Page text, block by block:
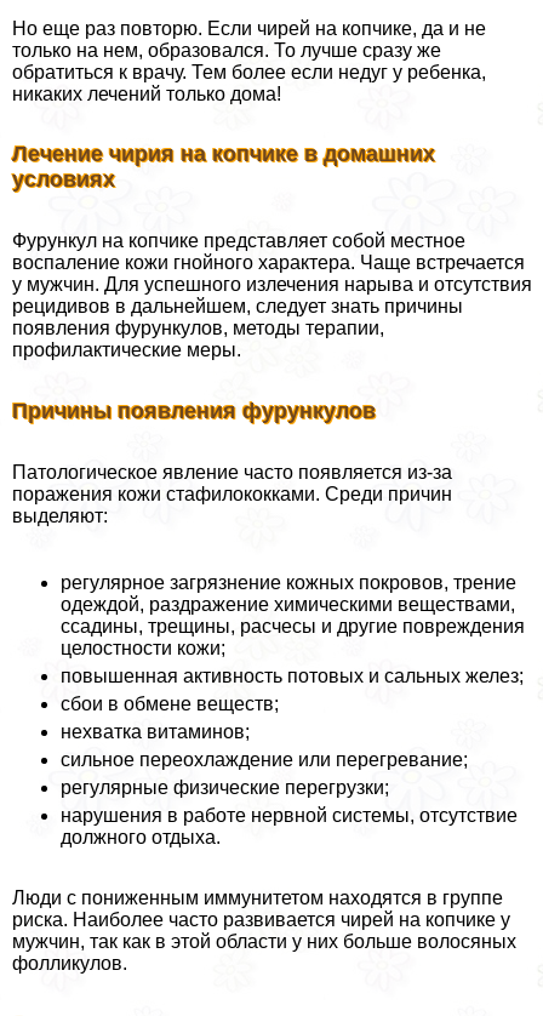
Но еще раз повторю. Если чирей на копчике, да и не
только на нем, образовался. То лучше сразу же
обратиться к врачу. Тем более если недуг у ребенка,
никаких лечений только дома!
Лечение чирия на копчике в домашних
условиях
Фурункул на копчике представляет собой местное
воспаление кожи гнойного хаpaктера. Чаще встречается
у мужчин. Для успешного излечения нарыва и отсутствия
рецидивов в дальнейшем, следует знать причины
появления фурункулов, методы терапии,
профилактические меры.
Причины появления фурункулов
Патологическое явление часто появляется из-за
поражения кожи стафилококками. Среди причин
выделяют:
регулярное загрязнение кожных покровов, трение
одеждой, раздражение химическими веществами,
ссадины, трещины, расчесы и другие повреждения
целостности кожи;
повышенная активность потовых и сальных желез;
сбои в обмене веществ;
нехватка витаминов;
сильное переохлаждение или перегревание;
регулярные физические перегрузки;
нарушения в работе нервной системы, отсутствие
должного отдыха.
Люди с пониженным иммунитетом находятся в группе
риска. Наиболее часто развивается чирей на копчике у
мужчин, так как в этой области у них больше волосяных
фолликулов.